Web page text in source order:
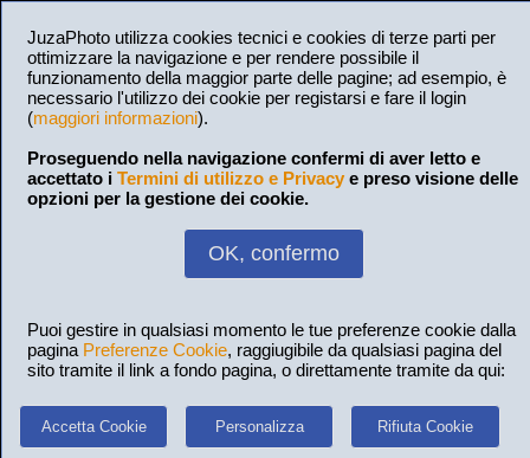
JuzaPhoto utilizza cookies tecnici e cookies di terze parti per
ottimizzare la navigazione e per rendere possibile il
funzionamento della maggior parte delle pagine; ad esempio, è
necessario l'utilizzo dei cookie per registarsi e fare il login
(maggiori informazioni).
Proseguendo nella navigazione confermi di aver letto e
accettato i Termini di utilizzo e Privacy e preso visione delle
opzioni per la gestione dei cookie.
OK, confermo
Puoi gestire in qualsiasi momento le tue preferenze cookie dalla
pagina Preferenze Cookie, raggiugibile da qualsiasi pagina del
sito tramite il link a fondo pagina, o direttamente tramite da qui:
Accetta Cookie Personalizza Rifiuta Cookie